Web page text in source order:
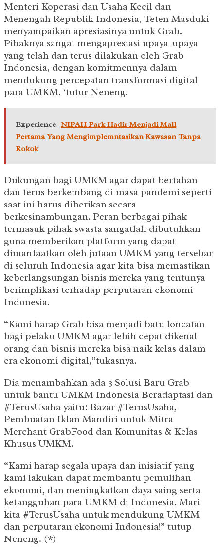
Menteri Koperasi dan Usaha Kecil dan
Menengah Republik Indonesia, Teten Masduki
menyampaikan apresiasinya untuk Grab.
Pihaknya sangat mengapresiasi upaya-upaya
yang telah dan terus dilakukan oleh Grab
Indonesia, dengan komitmennya dalam
mendukung percepatan transformasi digital
para UMKM. ‘tutur Neneng.
Experience NIPAH Park Hadir Menjadi Mall
Pertama Yang Mengimplemntasikan Kawasan Tanpa
Rokok
Dukungan bagi UMKM agar dapat bertahan
dan terus berkembang di masa pandemi seperti
saat ini harus diberikan secara
berkesinambungan. Peran berbagai pihak
termasuk pihak swasta sangatlah dibutuhkan
guna memberikan platform yang dapat
dimanfaatkan oleh jutaan UMKM yang tersebar
di seluruh Indonesia agar kita bisa memastikan
keberlangsungan bisnis mereka yang tentunya
berimplikasi terhadap perputaran ekonomi
Indonesia.
“Kami harap Grab bisa menjadi batu loncatan
bagi pelaku UMKM agar lebih cepat dikenal
orang dan bisnis mereka bisa naik kelas dalam
era ekonomi digital,”tukasnya.
Dia menambahkan ada 3 Solusi Baru Grab
untuk bantu UMKM Indonesia Beradaptasi dan
#TerusUsaha yaitu: Bazar #TerusUsaha,
Pembuatan Iklan Mandiri untuk Mitra
Merchant GrabFood dan Komunitas & Kelas
Khusus UMKM.
“Kami harap segala upaya dan inisiatif yang
kami lakukan dapat membantu pemulihan
ekonomi, dan meningkatkan daya saing serta
ketangguhan para UMKM di Indonesia. Mari
kita #TerusUsaha untuk mendukung UMKM
dan perputaran ekonomi Indonesia!” tutup
Neneng. (*)